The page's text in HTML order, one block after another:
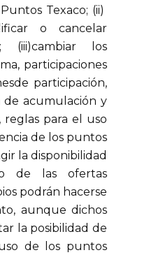
Texaco; (ii)
o cancelar
(iii)cambiar los
participaciones
participación,
acumulación y
para el uso
de los puntos
la disponibilidad
de las ofertas
podrán hacerse
aunque dichos
la posibilidad de
de los puntos